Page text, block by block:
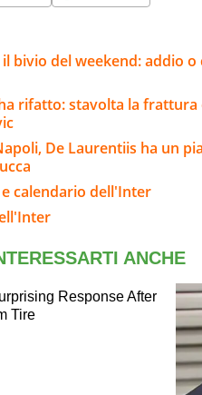
bivio del weekend: addio
rifatto: stavolta la
De Laurentiis ha un
calendario dell'Inter